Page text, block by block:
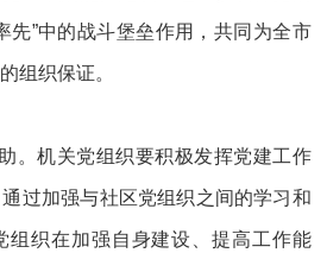
先”中的战斗堡垒作用，共同为全市
组织保证。
。机关党组织要积极发挥党建工作
过加强与社区党组织之间的学习和
组织在加强自身建设、提高工作能